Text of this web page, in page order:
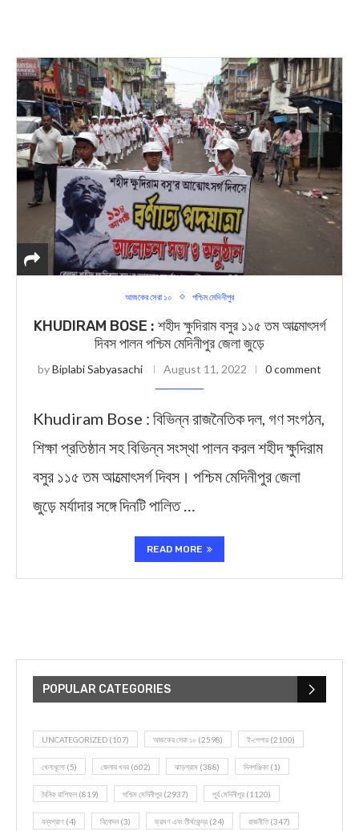
আজকের সেরা ১০ পশ্চিম মেদিনীপুর
KHUDIRAM BOSE : শহীদ ক্ষুদিরাম বসুর ১১৫ তম আত্মোৎসর্গ
দিবস পালন পশ্চিম মেদিনীপুর জেলা জুড়ে
byBiplabi Sabyasachi August 11, 2022 0 comment
Khudiram Bose : বিভিন্ন রাজনৈতিক দল, গণ সংগঠন,
শিক্ষা প্রতিষ্ঠান সহ বিভিন্ন সংস্থা পালন করল শহীদ ক্ষুদিরাম
বসুর ১১৫ তম আত্মোৎসর্গ দিবস। পশ্চিম মেদিনীপুর জেলা
জুড়ে মর্যাদার সঙ্গে দিনটি পালিত …
READ MORE
POPULAR CATEGORIES
UNCATEGORIZED (107) আজকের সেরা ১০ (2598) ই-পেপার (2100)
খেলাধূলো (5) জেলার খবর (602) ঝাড়গ্রাম (388) দিনপঞ্জিকা (1)
দৈনিক রাশিফল (819) পশ্চিম মেদিনীপুর (2937) পূর্ব মেদিনীপুর (1120)
বন্যপ্রাণ (4) বিনোদন(3) ভ্রমণ এবং তীর্থকেন্দ্র (24) রাজনীতি(347)